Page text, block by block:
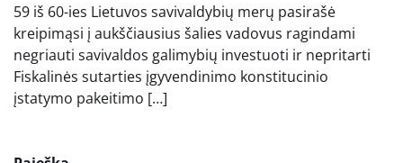
59 iš 60-ies Lietuvos savivaldybių merų pasirašė
kreipimąsi į aukščiausius šalies vadovus ragindami
negriauti savivaldos galimybių investuoti ir nepritarti
Fiskalinės sutarties įgyvendinimo konstitucinio
įstatymo pakeitimo […]